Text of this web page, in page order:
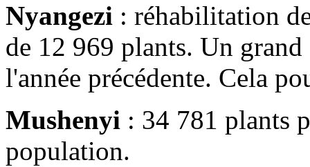
Nyangezi : réhabilitation
de 12 969 plants. Un
l'année précédente. Cela
Mushenyi : 34 781 plants
population.